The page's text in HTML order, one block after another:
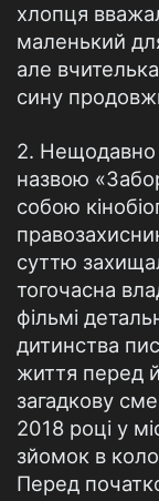
хлопця
маленький
але
сину
2. Нещодавно
назвою
собою
суттю
тогочасна
фільмі
дитинства
життя перед
загадкову
2018 році у
зйомок в
Перед